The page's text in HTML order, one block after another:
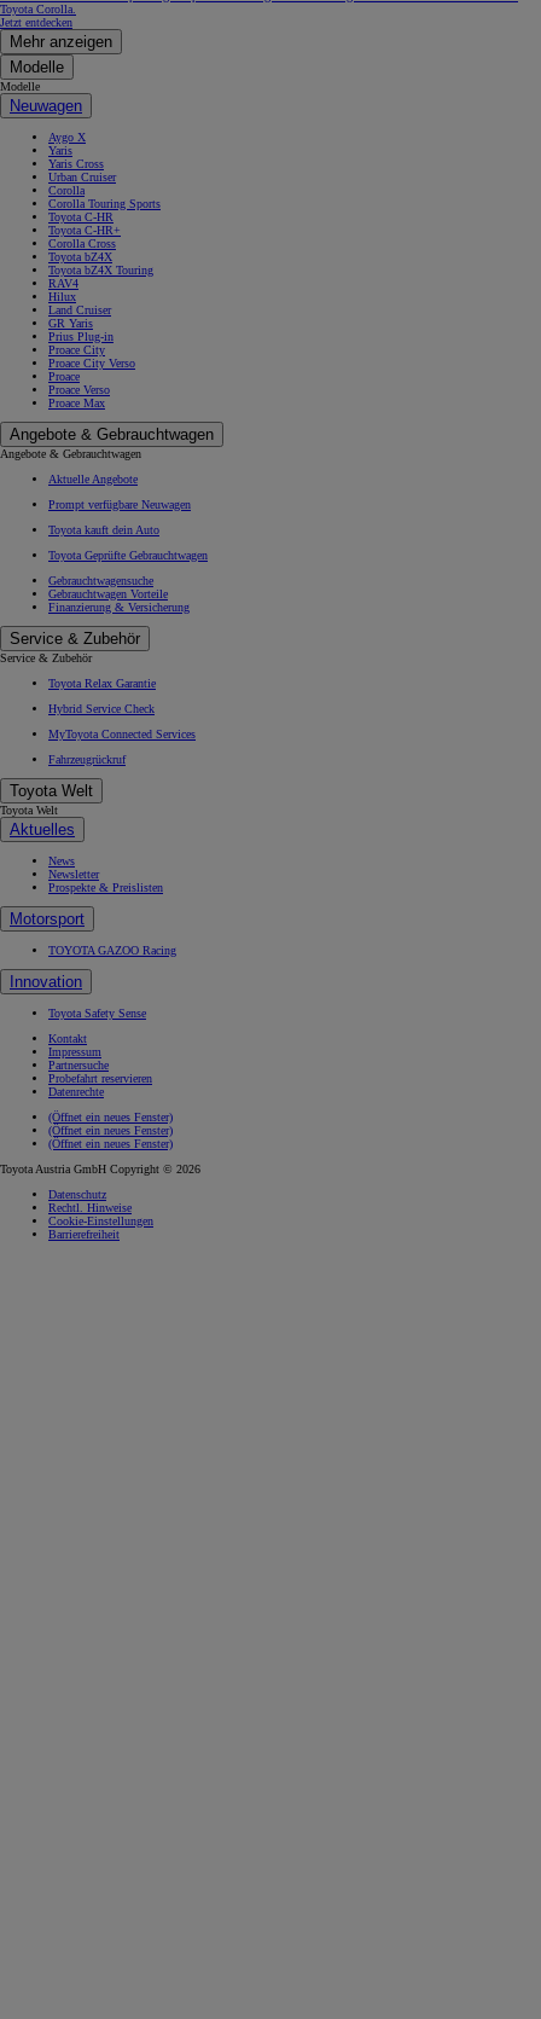
Toyota Corolla.
Jetzt entdecken
Mehr anzeigen
Modelle
Modelle
Neuwagen
Aygo X
Yaris
Yaris Cross
Urban Cruiser
Corolla
Corolla Touring Sports
Toyota C-HR
Toyota C-HR+
Corolla Cross
Toyota bZ4X
Toyota bZ4X Touring
RAV4
Hilux
Land Cruiser
GR Yaris
Prius Plug-in
Proace City
Proace City Verso
Proace
Proace Verso
Proace Max
Angebote & Gebrauchtwagen
Angebote & Gebrauchtwagen
Aktuelle Angebote
Prompt verfügbare Neuwagen
Toyota kauft dein Auto
Toyota Geprüfte Gebrauchtwagen
Gebrauchtwagensuche
Gebrauchtwagen Vorteile
Finanzierung & Versicherung
Service & Zubehör
Service & Zubehör
Toyota Relax Garantie
Hybrid Service Check
MyToyota Connected Services
Fahrzeugrückruf
Toyota Welt
Toyota Welt
Aktuelles
News
Newsletter
Prospekte & Preislisten
Motorsport
TOYOTA GAZOO Racing
Innovation
Toyota Safety Sense
Kontakt
Impressum
Partnersuche
Probefahrt reservieren
Datenrechte
(Öffnet ein neues Fenster)
(Öffnet ein neues Fenster)
(Öffnet ein neues Fenster)
Toyota Austria GmbH Copyright © 2026
Datenschutz
Rechtl. Hinweise
Cookie-Einstellungen
Barrierefreiheit